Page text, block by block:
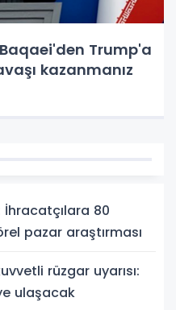
Trump'a
kazanmanız
İhracatçılara 80
pazar araştırması
rüzgar uyarısı:
ulaşacak